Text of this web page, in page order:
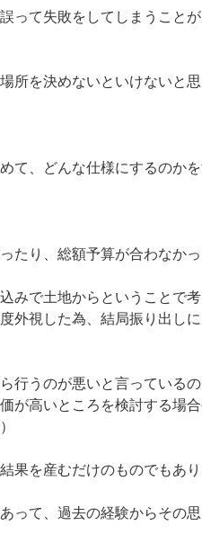
って失敗をしてしまうことが
所を決めないといけないと
て、どんな仕様にするのかを
たり、総額予算が合わなか
みで土地からということで考
外視した為、結局振り出し
行うのが悪いと言っているの
が高いところを検討する場
果を産むだけのものでもあり
って、過去の経験からその